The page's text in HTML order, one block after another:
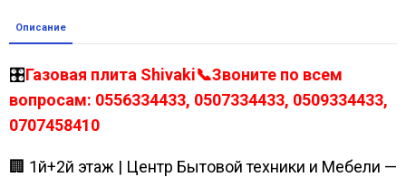
Описание
🎛️Газовая плита Shivaki📞Звоните по всем
вопросам: 0556334433, 0507334433, 0509334433,
0707458410
🏢 1й+2й этаж | Центр Бытовой техники и Мебели —